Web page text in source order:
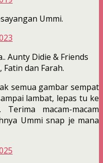
Ummi.
Aunty Didie & Friends
dan Farah.
semua gambar sempat
lambat, lepas tu ke
macam-macam
Ummi snap je mana